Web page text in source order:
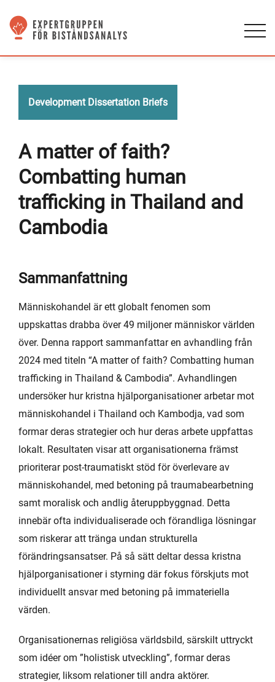
Development Dissertation Briefs
A matter of faith?
Combatting human
trafficking in Thailand and
Cambodia
Sammanfattning
Människohandel är ett globalt fenomen som
uppskattas drabba över 49 miljoner människor världen
över. Denna rapport sammanfattar en avhandling från
2024 med titeln “A matter of faith? Combatting human
trafficking in Thailand & Cambodia”. Avhandlingen
undersöker hur kristna hjälporganisationer arbetar mot
människohandel i Thailand och Kambodja, vad som
formar deras strategier och hur deras arbete uppfattas
lokalt. Resultaten visar att organisationerna främst
prioriterar post‑traumatiskt stöd för överlevare av
människohandel, med betoning på traumabearbetning
samt moralisk och andlig återuppbyggnad. Detta
innebär ofta individualiserade och förandliga lösningar
som riskerar att tränga undan strukturella
förändringsansatser. På så sätt deltar dessa kristna
hjälporganisationer i styrning där fokus förskjuts mot
individuellt ansvar med betoning på immateriella
värden.
Organisationernas religiösa världsbild, särskilt uttryckt
som idéer om ”holistisk utveckling”, formar deras
strategier, liksom relationer till andra aktörer.